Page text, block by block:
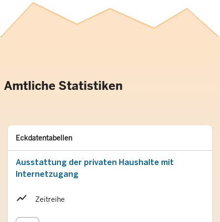
Amtliche Statistiken
Eckdatentabellen
Typ
Merken
Ausstattung der privaten Haushalte mit
Internetzugang
Zeitreihe